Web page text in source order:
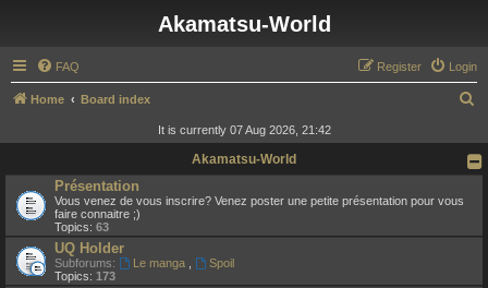
Akamatsu-World
FAQ Login
Register
Home Board index
r
It is currently 07 Aug 2026, 21:42
Akamatsu-World
Présentation
Vous venez de vous inscrire? Venez poster une petite présentation pour vous
faire connaitre ;)
Topics: 63
UQ Holder
Subforums: Le manga
Spoil
Topics: 173